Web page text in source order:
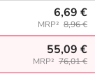
6,69 €
MRP² 8,96 €
55,09 €
MRP² 76,01 €